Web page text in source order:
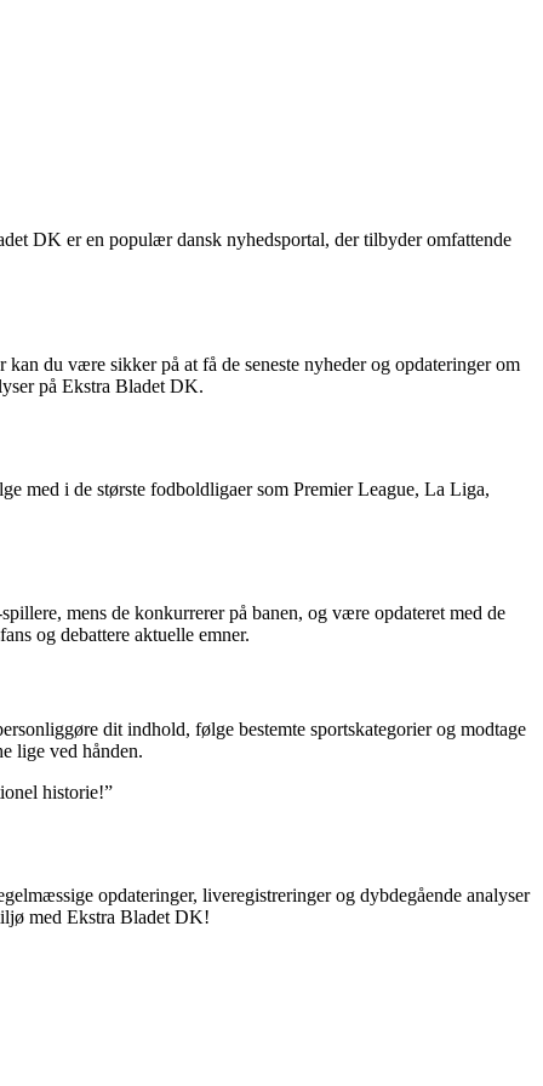
DK er en populær dansk nyhedsportal, der tilbyder omfattende
du være sikker på at få de seneste nyheder og opdateringer om
på Ekstra Bladet DK.
med i de største fodboldligaer som Premier League, La Liga,
mens de konkurrerer på banen, og være opdateret med de
og debattere aktuelle emner.
dit indhold, følge bestemte sportskategorier og modtage
lige ved hånden.
historie!”
opdateringer, liveregistreringer og dybdegående analyser
med Ekstra Bladet DK!